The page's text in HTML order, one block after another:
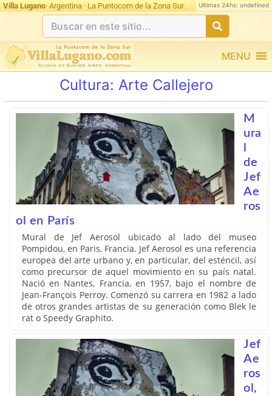
Villa Lugano· Argentina · La Puntocom de la Zona Sur. Ultimas 24hs: undefined
MENU
Cultura: Arte Callejero
M
ura
de
Jef
Ae
ros
ol en París
Mural de Jef Aerosol ubicado al lado del museo
Pompidou, en Paris, Francia. Jef Aerosol es una referencia
europea del arte urbano y, en particular, del esténcil, así
como precursor de aquel movimiento en su país natal.
Nació en Nantes, Francia, en 1957, bajo el nombre de
Jean-François Perroy. Comenzó su carrera en 1982 a lado
de otros grandes artistas de su generación como Blek le
rat o Speedy Graphito.
Jef
Ae
ros
ol,